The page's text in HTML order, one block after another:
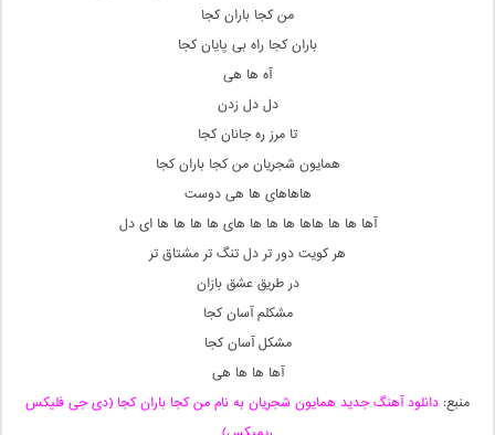
من کجا باران کجا
باران کجا راه بی پایان کجا
آه ها هی
دل دل زدن
تا مرز ره جانان کجا
همایون شجریان من کجا باران کجا
هاهاهای ها هی دوست
آها ها ها هاها ها ها ها های ها ها ها ها ای دل
هر کویت دور تر دل تنگ تر مشتاق تر
در طریق عشق بازان
مشکلم آسان کجا
مشکل آسان کجا
آها ها ها هی
منبع: دانلود آهنگ جدید همایون شجریان به نام من کجا باران کجا (دی جی فلیکس